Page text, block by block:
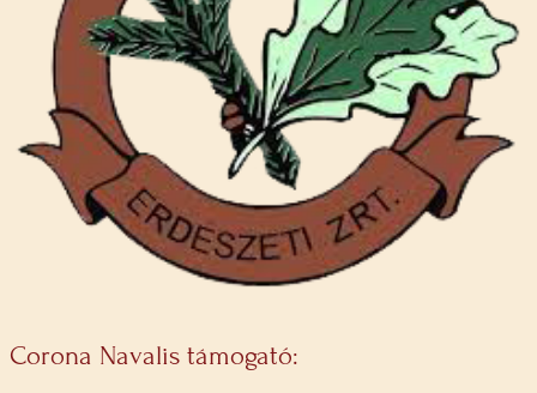
Corona Navalis támogató: